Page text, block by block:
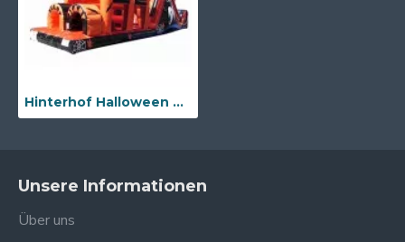
Hinterhof Halloween Hindernislauf
Unsere Informationen
Über uns